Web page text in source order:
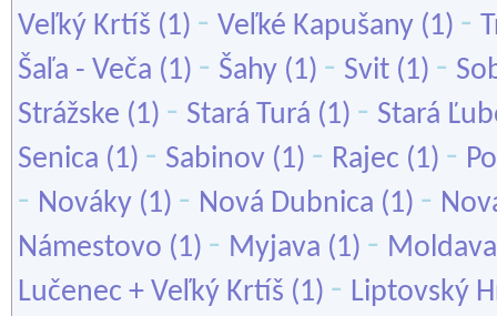
Veľký Krtíš (1) - Veľké Kapušany (1) -
Šaľa - Veča (1) - Šahy (1) - Svit (1) -
Strážske (1) - Stará Turá (1) - Stará
Senica (1) - Sabinov (1) - Rajec (1) -
- Nováky (1) - Nová Dubnica (1) -
Námestovo (1) - Myjava (1) -
Lučenec + Veľký Krtíš (1) - Liptovský